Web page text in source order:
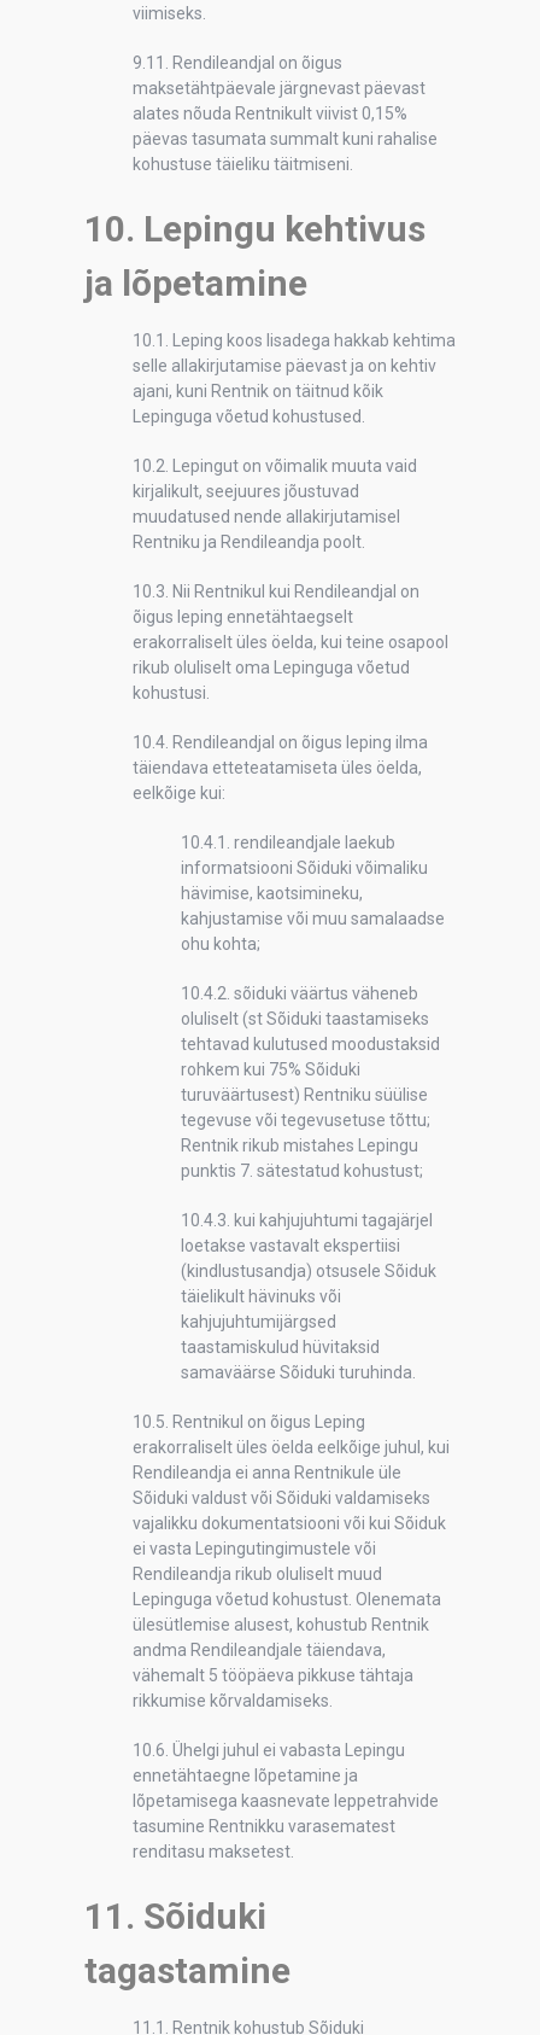
viimiseks.
9.11. Rendileandjal on õigus
maksetähtpäevale järgnevast päevast
alates nõuda Rentnikult viivist 0,15%
päevas tasumata summalt kuni rahalise
kohustuse täieliku täitmiseni.
10. Lepingu kehtivus
ja lõpetamine
10.1. Leping koos lisadega hakkab kehtima
selle allakirjutamise päevast ja on kehtiv
ajani, kuni Rentnik on täitnud kõik
Lepinguga võetud kohustused.
10.2. Lepingut on võimalik muuta vaid
kirjalikult, seejuures jõustuvad
muudatused nende allakirjutamisel
Rentniku ja Rendileandja poolt.
10.3. Nii Rentnikul kui Rendileandjal on
õigus leping ennetähtaegselt
erakorraliselt üles öelda, kui teine osapool
rikub oluliselt oma Lepinguga võetud
kohustusi.
10.4. Rendileandjal on õigus leping ilma
täiendava etteteatamiseta üles öelda,
eelkõige kui:
10.4.1. rendileandjale laekub
informatsiooni Sõiduki võimaliku
hävimise, kaotsimineku,
kahjustamise või muu samalaadse
ohu kohta;
10.4.2. sõiduki väärtus väheneb
oluliselt (st Sõiduki taastamiseks
tehtavad kulutused moodustaksid
rohkem kui 75% Sõiduki
turuväärtusest) Rentniku süülise
tegevuse või tegevusetuse tõttu;
Rentnik rikub mistahes Lepingu
punktis 7. sätestatud kohustust;
10.4.3. kui kahjujuhtumi tagajärjel
loetakse vastavalt ekspertiisi
(kindlustusandja) otsusele Sõiduk
täielikult hävinuks või
kahjujuhtumijärgsed
taastamiskulud hüvitaksid
samaväärse Sõiduki turuhinda.
10.5. Rentnikul on õigus Leping
erakorraliselt üles öelda eelkõige juhul, kui
Rendileandja ei anna Rentnikule üle
Sõiduki valdust või Sõiduki valdamiseks
vajalikku dokumentatsiooni või kui Sõiduk
ei vasta Lepingutingimustele või
Rendileandja rikub oluliselt muud
Lepinguga võetud kohustust. Olenemata
ülesütlemise alusest, kohustub Rentnik
andma Rendileandjale täiendava,
vähemalt 5 tööpäeva pikkuse tähtaja
rikkumise kõrvaldamiseks.
10.6. Ühelgi juhul ei vabasta Lepingu
ennetähtaegne lõpetamine ja
lõpetamisega kaasnevate leppetrahvide
tasumine Rentnikku varasematest
renditasu maksetest.
11. Sõiduki
tagastamine
11.1. Rentnik kohustub Sõiduki